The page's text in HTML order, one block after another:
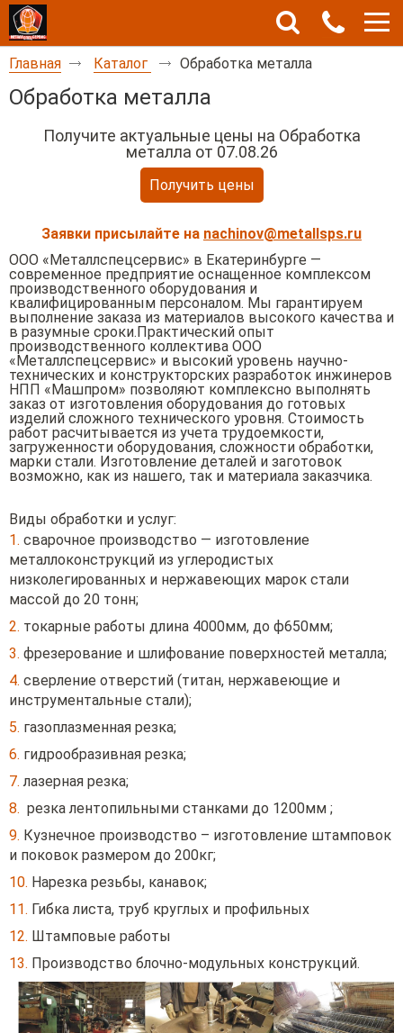
Главная Каталог Обработка металла
Обработка металла
Получите актуальные цены на Обработка
металла от 07.08.26
Получить цены
Заявки присылайте на nachinov@metallsps.ru
ООО «Металлспецсервис» в Екатеринбурге —
современное предприятие оснащенное комплексом
производственного оборудования и
квалифицированным персоналом. Мы гарантируем
выполнение заказа из материалов высокого качества и
в разумные сроки.Практический опыт
производственного коллектива ООО
«Металлспецсервис» и высокий уровень научно-
технических и конструкторских разработок инжинеров
НПП «Машпром» позволяют комплексно выполнять
заказ от изготовления оборудования до готовых
изделий сложного технического уровня. Стоимость
работ расчитывается из учета трудоемкости,
загруженности оборудования, сложности обработки,
марки стали. Изготовление деталей и заготовок
возможно, как из нашего, так и материала заказчика.
Виды обработки и услуг:
1. сварочное производство — изготовление
металлоконструкций из углеродистых
низколегированных и нержавеющих марок стали
массой до 20 тонн;
2. токарные работы длина 4000мм, до ф650мм;
3. фрезерование и шлифование поверхностей металла;
4. сверление отверстий (титан, нержавеющие и
инструментальные стали);
5. газоплазменная резка;
6. гидрообразивная резка;
7. лазерная резка;
8. резка лентопильными станками до 1200мм ;
9. Кузнечное производство – изготовление штамповок
и поковок размером до 200кг;
10. Нарезка резьбы, канавок;
11. Гибка листа, труб круглых и профильных
12. Штамповые работы
13. Производство блочно-модульных конструкций.